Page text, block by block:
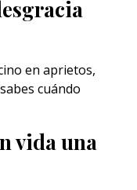
en aprietos,
cuándo
vida una